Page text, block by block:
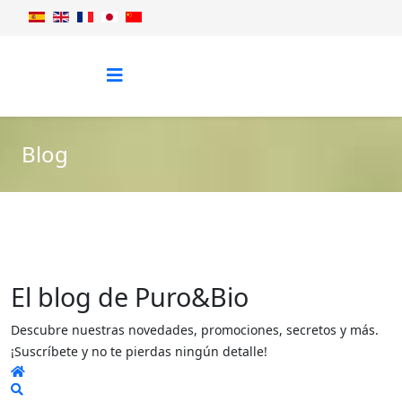
Blog
El blog de Puro&Bio
Descubre nuestras novedades, promociones, secretos y más.
¡Suscríbete y no te pierdas ningún detalle!
Home